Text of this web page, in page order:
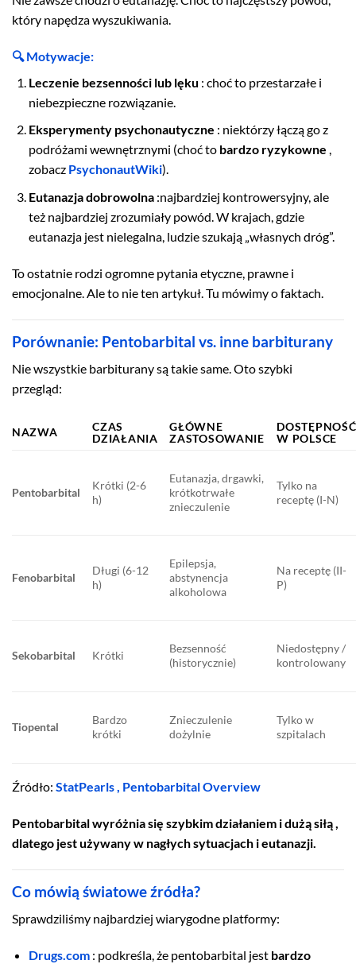
który napędza wyszukiwania.
🔍 Motywacje:
Leczenie bezsenności lub lęku : choć to przestarzałe i
niebezpieczne rozwiązanie.
Eksperymenty psychonautyczne : niektórzy łączą go z
podróżami wewnętrznymi (choć to bardzo ryzykowne ,
zobacz PsychonautWiki).
Eutanazja dobrowolna:najbardziej kontrowersyjny, ale
też najbardziej zrozumiały powód. W krajach, gdzie
eutanazja jest nielegalna, ludzie szukają „własnych dróg”.
To ostatnie rodzi ogromne pytania etyczne, prawne i
emocjonalne. Ale to nie ten artykuł. Tu mówimy o faktach.
Porównanie: Pentobarbital vs. inne barbiturany
Nie wszystkie barbiturany są takie same. Oto szybki
przegląd:
NAZWA
CZAS
DZIAŁANIA
GŁÓWNE
ZASTOSOWANIE
DOSTĘPNOŚĆ
W POLSCE
Pentobarbital
Krótki (2-6
h)
Eutanazja, drgawki,
krótkotrwałe
znieczulenie
Tylko na
receptę (I-N)
Fenobarbital
Długi (6-12
h)
Epilepsja,
abstynencja
alkoholowa
Na receptę (II-
P)
Sekobarbital Krótki
Bezsenność
(historycznie)
Niedostępny /
kontrolowany
Tiopental
Bardzo
krótki
Znieczulenie
dożylnie
Tylko w
szpitalach
Źródło: StatPearls , Pentobarbital Overview
Pentobarbital wyróżnia się szybkim działaniem i dużą siłą ,
dlatego jest używany w nagłych sytuacjach i eutanazji.
Co mówią światowe źródła?
Sprawdziliśmy najbardziej wiarygodne platformy:
Drugs.com: podkreśla, że pentobarbital jest bardzo